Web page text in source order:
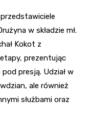
w składzie mł.
Kokot z
prezentując
presją. Udział w
ale również
służbami oraz